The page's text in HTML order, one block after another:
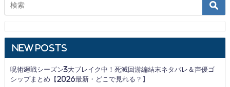
New Posts
呪術廻戦シーズン3大ブレイク中！死滅回游編結末ネタバレ＆声優ゴ
シップまとめ【2026最新・どこで見れる？】